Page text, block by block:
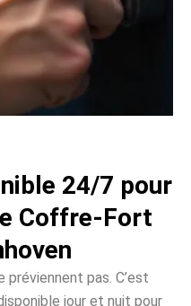
24/7 pour
Coffre-Fort
préviennent pas. C’est
jour et nuit pour